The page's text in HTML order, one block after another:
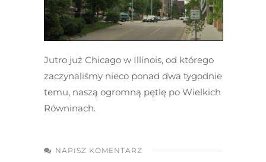
Jutro już Chicago w Illinois, od którego
zaczynaliśmy nieco ponad dwa tygodnie
temu, naszą ogromną pętlę po Wielkich
Równinach.
NAPISZ KOMENTARZ